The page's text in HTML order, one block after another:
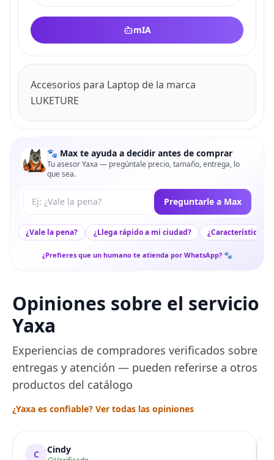
mIA
Accesorios para Laptop de la marca
LUKETURE
🐾 Max te ayuda a decidir antes de comprar
Tu asesor Yaxa — pregúntale precio, tamaño, entrega, lo
que sea.
Tu pregunta a Max Preguntarle a Max
¿Vale la pena? ¿Llega rápido a mi ciudad? ¿Características
¿Prefieres que un humano te atienda por WhatsApp? 🐾
Opiniones sobre el servicio
Yaxa
Experiencias de compradores verificados sobre
entregas y atención — pueden referirse a otros
productos del catálogo
¿Yaxa es confiable? Ver todas las opiniones
C Cindy